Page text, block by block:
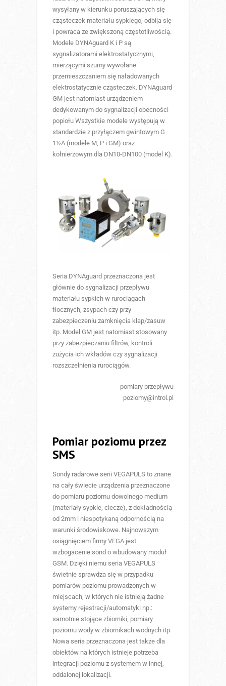
wysyłany w kierunku poruszających się
cząsteczek materiału sypkiego, odbija się
i powraca ze zwiększoną częstotliwością.
Modele DYNAguard K i P są
sygnalizatorami elektrostatycznymi,
mierzącymi szumy wywołane
przemieszczaniem się naładowanych
elektrostatycznie cząsteczek. DYNAguard
GM jest natomiast urządzeniem
dedykowanym do sygnalizacji obecności
popiołu Wszystkie modele występują w
standardzie z przyłączem gwintowym G
1½A (modele M, P i GM) oraz
kołnierzowym dla DN10-DN100 (model K).
Seria DYNAguard przeznaczona jest
głównie do sygnalizacji przepływu
materiału sypkich w rurociągach
tłocznych, zsypach czy przy
zabezpieczeniu zamknięcia klap/zasuw
itp. Model GM jest natomiast stosowany
przy zabezpieczaniu filtrów, kontroli
zużycia ich wkładów czy sygnalizacji
rozszczelnienia rurociągów.
pomiary przepływu
poziomy@introl.pl
Pomiar poziomu przez
SMS
Sondy radarowe serii VEGAPULS to znane
na cały świecie urządzenia przeznaczone
do pomiaru poziomu dowolnego medium
(materiały sypkie, ciecze), z dokładnością
od 2mm i niespotykaną odpornością na
warunki środowiskowe. Najnowszym
osiągnięciem firmy VEGA jest
wzbogacenie sond o wbudowany moduł
GSM. Dzięki niemu seria VEGAPULS
świetnie sprawdza się w przypadku
pomiarów poziomu prowadzonych w
miejscach, w których nie istnieją żadne
systemy rejestracji/automatyki np.:
samotnie stojące zbiorniki, pomiary
poziomu wody w zbiornikach wodnych itp.
Nowa seria przeznaczona jest także dla
obiektów na których istnieje potrzeba
integracji poziomu z systemem w innej,
oddalonej lokalizacji.